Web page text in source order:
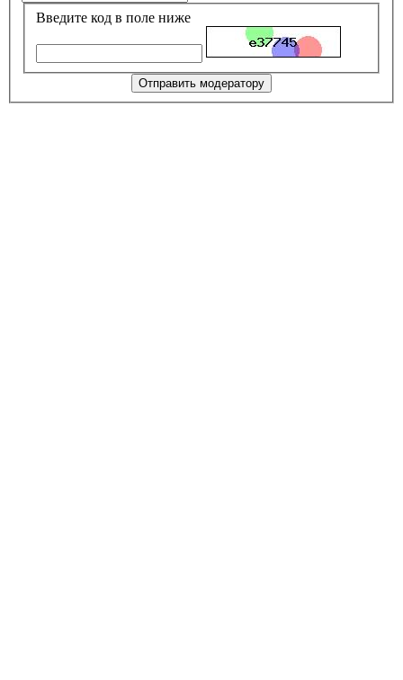
Введите код в поле ниже
Отправить модератору